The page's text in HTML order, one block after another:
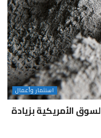
استثمار وأعمال
الأمريكية بزيادة